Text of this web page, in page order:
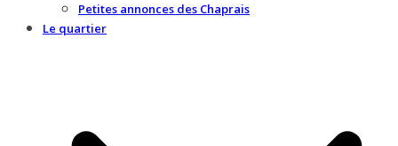
Petites annonces des Chaprais
Le quartier